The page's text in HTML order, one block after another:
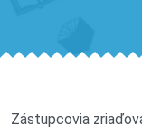
Zástupcovia